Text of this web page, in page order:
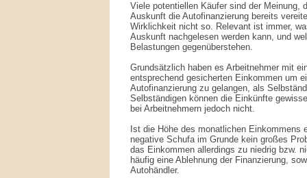
Viele potentiellen Käufer sind der Meinung,
Auskunft die Autofinanzierung bereits
Wirklichkeit nicht so. Relevant ist immer,
Auskunft nachgelesen werden kann, und
Belastungen gegenüberstehen.
Grundsätzlich haben es Arbeitnehmer mit
entsprechend gesicherten Einkommen um
Autofinanzierung zu gelangen, als
Selbständigen können die Einkünfte
bei Arbeitnehmern jedoch nicht.
Ist die Höhe des monatlichen Einkommens
negative Schufa im Grunde kein großes
das Einkommen allerdings zu niedrig bzw.
häufig eine Ablehnung der Finanzierung,
Autohändler.